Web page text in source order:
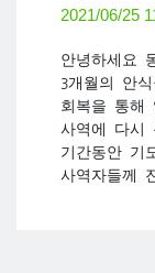
2021/06/25
안녕하세요
3개월의 안
회복을 통해
사역에 다시
기간동안 기
사역자들께